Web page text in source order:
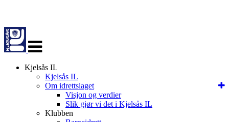
navigasjon
Kjelsås IL
Kjelsås IL
Om idrettslaget
Visjon og verdier
Slik gjør vi det i Kjelsås IL
Klubben